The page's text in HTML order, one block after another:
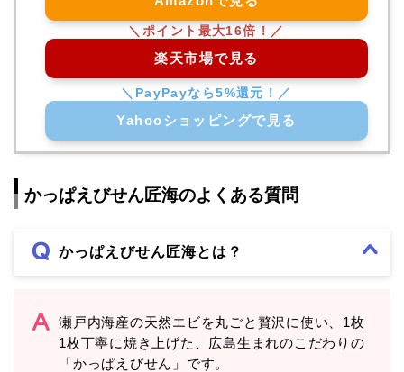
楽天市場で見る
Yahooショッピングで見る
かっぱえびせん匠海のよくある質問
かっぱえびせん匠海とは？
瀬戸内海産の天然エビを丸ごと贅沢に使い、1枚
1枚丁寧に焼き上げた、広島生まれのこだわりの
「かっぱえびせん」です。